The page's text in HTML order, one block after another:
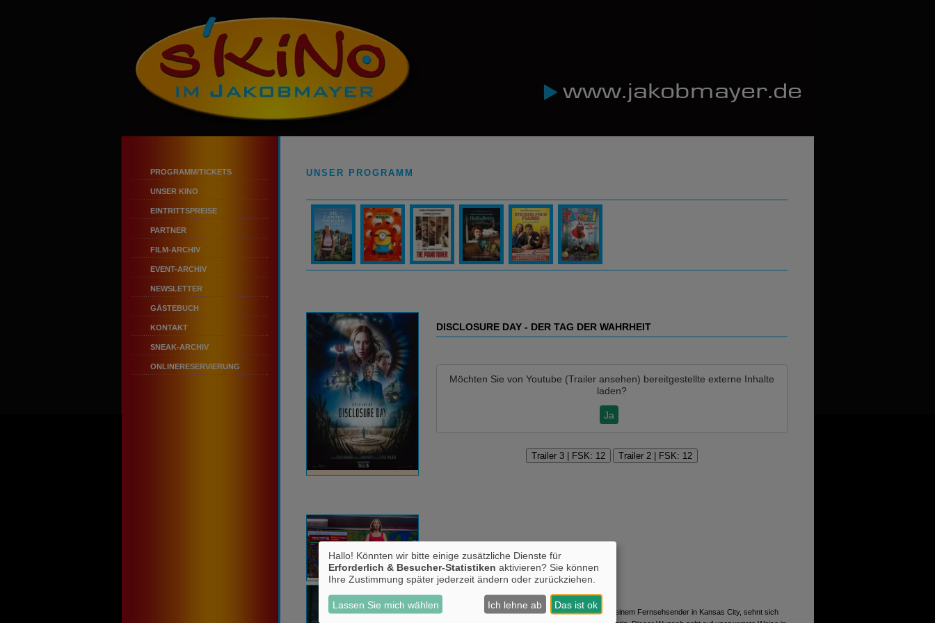
PROGRAMM/TICKETS
UNSER KINO
EINTRITTSPREISE
PARTNER
FILM-ARCHIV
EVENT-ARCHIV
NEWSLETTER
GÄSTEBUCH
KONTAKT
SNEAK-ARCHIV
ONLINERESERVIERUNG
UNSER PROGRAMM
DISCLOSURE DAY - DER TAG DER WAHRHEIT
Möchten Sie von Youtube (Trailer ansehen) bereitgestellte externe Inhalte
laden?
Ja
Trailer 3 | FSK: 12 Trailer 2 | FSK: 12
Margaret Fairchild arbeitet als Wettermoderatorin bei einem Fernsehsender in Kansas City, sehnt sich
Hallo! Könnten wir bitte einige zusätzliche Dienste für
Erforderlich & Besucher-Statistiken aktivieren? Sie können
Ihre Zustimmung später jederzeit ändern oder zurückziehen.
Lassen Sie mich wählen Ich lehne ab Das ist ok